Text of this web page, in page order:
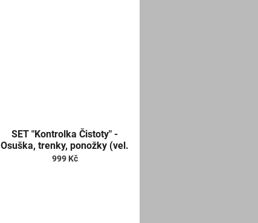
SET "Kontrolka Čistoty" -
Osuška, trenky, ponožky (vel.
XL)
999 Kč